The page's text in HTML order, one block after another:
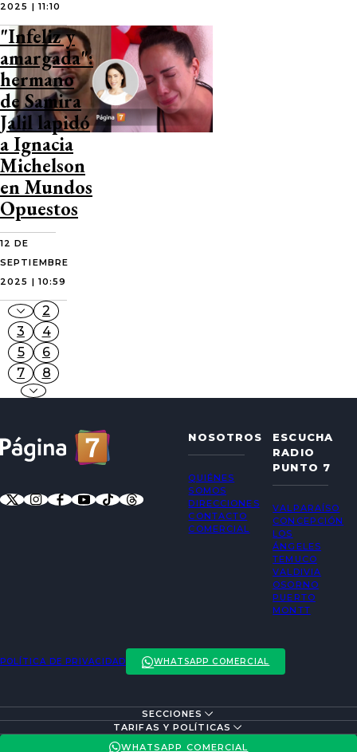
2025 | 11:10
"Infeliz y
amargada":
hermano
de Samira
Jalil lapidó
a Ignacia
Michelson
en Mundos
Opuestos
12 DE
SEPTIEMBRE
2025 | 10:59
2
3
4
5
6
7
8
NOSOTROS
QUIÉNES
SOMOS
DIRECCIONES
CONTACTO
COMERCIAL
ESCUCHA
RADIO
PUNTO 7
VALPARAÍSO
CONCEPCIÓN
LOS
ÁNGELES
TEMUCO
VALDIVIA
OSORNO
PUERTO
MONTT
POLÍTICA DE PRIVACIDAD WHATSAPP COMERCIAL
SECCIONES
ACTUALIDAD
TARIFAS Y POLÍTICAS
POLÍTICA DE PRIVACIDAD
WHATSAPP COMERCIAL